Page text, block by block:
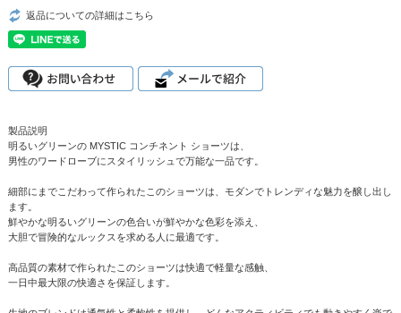
返品についての詳細はこちら
製品説明
明るいグリーンの MYSTIC コンチネント ショーツは、
男性のワードローブにスタイリッシュで万能な一品です。
細部にまでこだわって作られたこのショーツは、モダンでトレンディな魅力を醸し出し
ます。
鮮やかな明るいグリーンの色合いが鮮やかな色彩を添え、
大胆で冒険的なルックスを求める人に最適です。
高品質の素材で作られたこのショーツは快適で軽量な感触、
一日中最大限の快適さを保証します。